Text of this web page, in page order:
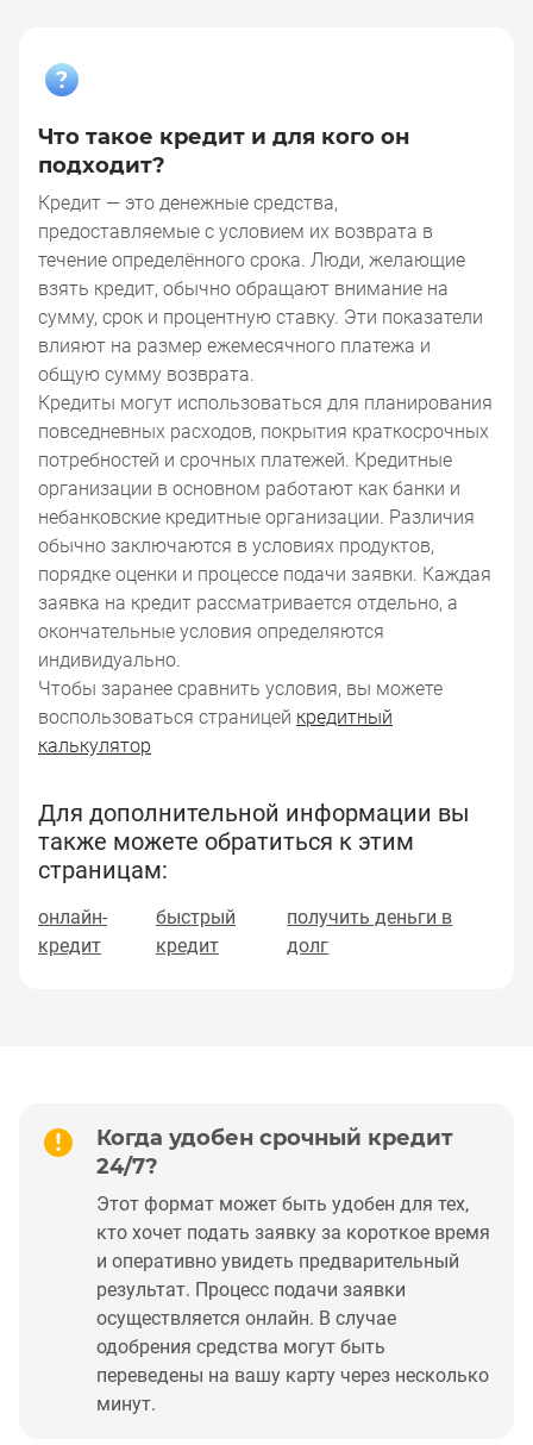
Что такое кредит и для кого он
подходит?
Кредит — это денежные средства,
предоставляемые с условием их возврата в
течение определённого срока. Люди, желающие
взять кредит, обычно обращают внимание на
сумму, срок и процентную ставку. Эти показатели
влияют на размер ежемесячного платежа и
общую сумму возврата.
Кредиты могут использоваться для планирования
повседневных расходов, покрытия краткосрочных
потребностей и срочных платежей. Кредитные
организации в основном работают как банки и
небанковские кредитные организации. Различия
обычно заключаются в условиях продуктов,
порядке оценки и процессе подачи заявки. Каждая
заявка на кредит рассматривается отдельно, а
окончательные условия определяются
индивидуально.
Чтобы заранее сравнить условия, вы можете
воспользоваться страницей кредитный
калькулятор
Для дополнительной информации вы
также можете обратиться к этим
страницам:
онлайн-
кредит
быстрый
кредит
получить деньги в
долг
Когда удобен срочный кредит
24/7?
Этот формат может быть удобен для тех,
кто хочет подать заявку за короткое время
и оперативно увидеть предварительный
результат. Процесс подачи заявки
осуществляется онлайн. В случае
одобрения средства могут быть
переведены на вашу карту через несколько
минут.